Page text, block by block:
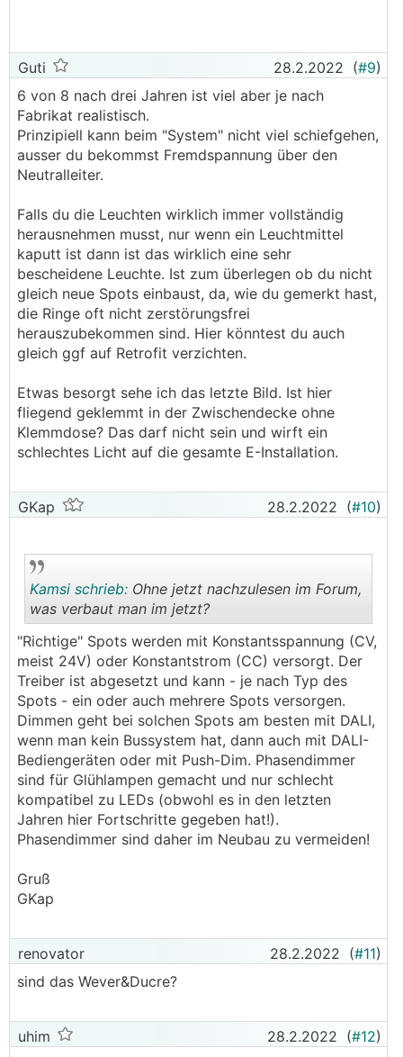
Guti 28.2.2022 (#9)
6 von 8 nach drei Jahren ist viel aber je nach
Fabrikat realistisch.
Prinzipiell kann beim "System" nicht viel schiefgehen,
ausser du bekommst Fremdspannung über den
Neutralleiter.
Falls du die Leuchten wirklich immer vollständig
herausnehmen musst, nur wenn ein Leuchtmittel
kaputt ist dann ist das wirklich eine sehr
bescheidene Leuchte. Ist zum überlegen ob du nicht
gleich neue Spots einbaust, da, wie du gemerkt hast,
die Ringe oft nicht zerstörungsfrei
herauszubekommen sind. Hier könntest du auch
gleich ggf auf Retrofit verzichten.
Etwas besorgt sehe ich das letzte Bild. Ist hier
fliegend geklemmt in der Zwischendecke ohne
Klemmdose? Das darf nicht sein und wirft ein
schlechtes Licht auf die gesamte E-Installation.
GKap 28.2.2022 (#10)
..
Kamsi schrieb: Ohne jetzt nachzulesen im Forum,
was verbaut man im jetzt?
"Richtige" Spots werden mit Konstantsspannung (CV,
meist 24V) oder Konstantstrom (CC) versorgt. Der
Treiber ist abgesetzt und kann - je nach Typ des
Spots - ein oder auch mehrere Spots versorgen.
Dimmen geht bei solchen Spots am besten mit DALI,
wenn man kein Bussystem hat, dann auch mit DALI-
Bediengeräten oder mit Push-Dim. Phasendimmer
sind für Glühlampen gemacht und nur schlecht
kompatibel zu LEDs (obwohl es in den letzten
Jahren hier Fortschritte gegeben hat!).
Phasendimmer sind daher im Neubau zu vermeiden!
Gruß
GKap
renovator 28.2.2022 (#11)
sind das Wever&Ducre?
uhim 28.2.2022 (#12)